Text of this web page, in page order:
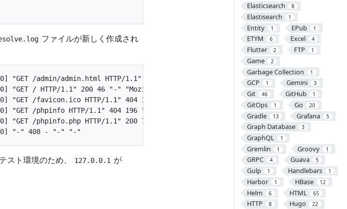
Elasticsearch 8
Elastisearch 1
Entity 1 EPub 1
ETYM 6 Excel 4
Flutter 2 FTP 1
Game 2
Garbage Collection 1
GCP 1 Gemini 3
Git 46 GitHub 1
GitOps 1 Go 20
Gradle 13 Grafana 5
Graph Database 3
GraphQL 1
Gremlin 1 Groovy 1
GRPC 4 Guava 5
Gulp 1 Handlebars 1
Harbor 1 HBase 12
Helm 6 HTML 65
HTTP 8 Hugo 22
ファイルが新しく作成され
"GET /admin/admin.html HTTP/1.1" 404 196 "-" "Mozilla/5.0 (Windows NT 10.0;
"GET / HTTP/1.1" 200 46 "-" "Mozilla/5.0 (Windows NT 10.0; Win64; x64)
"GET /favicon.ico HTTP/1.1" 404 196 "http://127.0.0.1/" "Mozilla/5.0 (Windows NT
"GET /phpinfo HTTP/1.1" 404 196 "-" "Mozilla/5.0 (Windows NT 10.0; Win64; x64)
"GET /phpinfo.php HTTP/1.1" 200 72966 "-" "Mozilla/5.0 (Windows NT 10.0; Win64;
ト環境のため、 127.0.0.1 が